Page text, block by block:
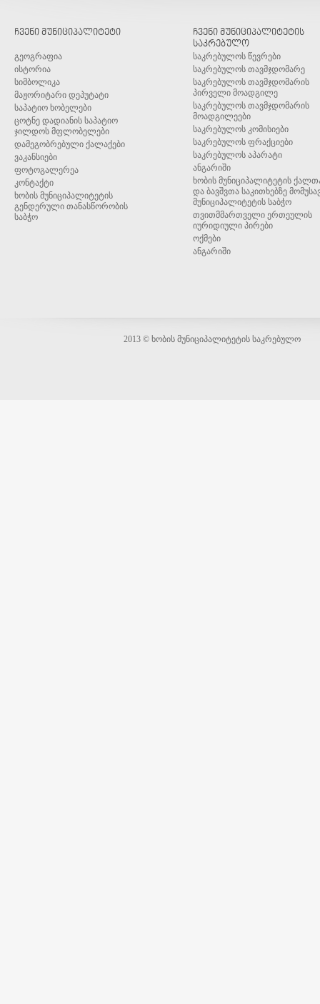
ჩვენი მუნიციპალიტეტი
გეოგრაფია
ისტორია
სიმბოლიკა
მაჟორიტარი დეპუტატი
საპატიო ხობელები
ცოტნე დადიანის საპატიო
ჯილდოს მფლობელები
დამეგობრებული ქალაქები
ვაკანსიები
ფოტოგალერეა
კონტაქტი
ხობის მუნიციპალიტეტის
გენდერული თანასწორობის
საბჭო
ჩვენი მუნიციპალიტეტის
საკრებულო
საკრებულოს წევრები
საკრებულოს თავმჯდომარე
საკრებულოს თავმჯდომარის
პირველი მოადგილე
საკრებულოს თავმჯდომარის
მოადგილეები
საკრებულოს კომისიები
საკრებულოს ფრაქციები
საკრებულოს აპარატი
ანგარიში
ხობის მუნიციპალიტეტის
და ბავშვთა საკითხებზე
მუნიციპალიტეტის საბჭო
თვითმმართველი ერთეულის
იურიდიული პირები
ოქმები
ანგარიში
2013 © ხობის მუნიციპალიტეტის საკრებულო